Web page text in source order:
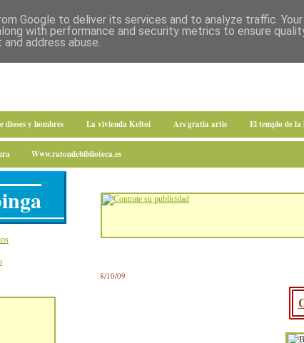
dioses y hombres La vivienda Keltoi Ars gratia artis El templo de la
Www.ratondebiblioteca.es
8/10/09
Google to deliver its services and to analyze traffic.
with performance and security metrics to ensure
address abuse.